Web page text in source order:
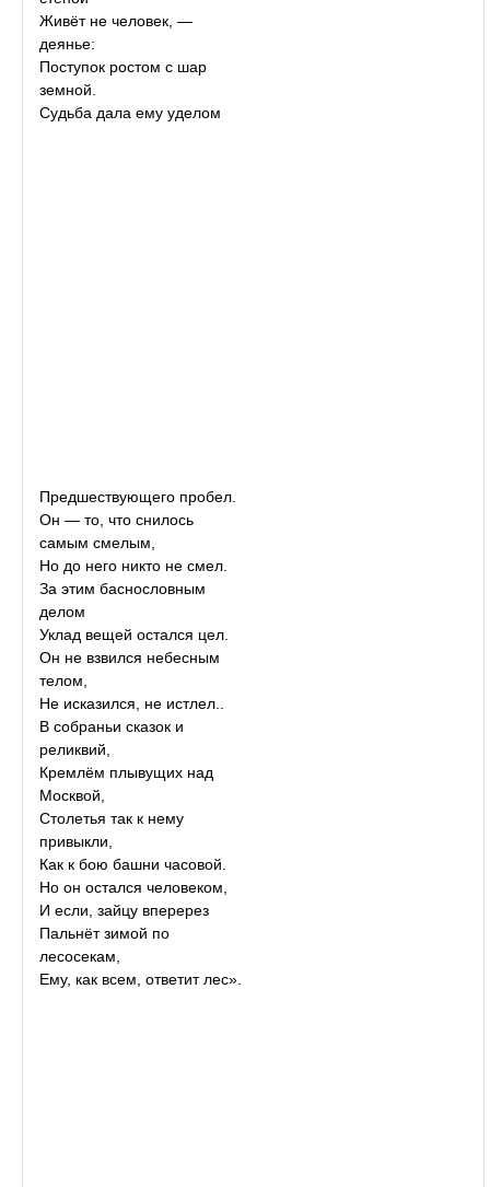
Живёт не человек, —
деянье:
Поступок ростом с шар
земной.
Судьба дала ему уделом
Предшествующего пробел.
Он — то, что снилось
самым смелым,
Но до него никто не смел.
За этим баснословным
делом
Уклад вещей остался цел.
Он не взвился небесным
телом,
Не исказился, не истлел..
В собраньи сказок и
реликвий,
Кремлём плывущих над
Москвой,
Столетья так к нему
привыкли,
Как к бою башни часовой.
Но он остался человеком,
И если, зайцу вперерез
Пальнёт зимой по
лесосекам,
Ему, как всем, ответит лес».